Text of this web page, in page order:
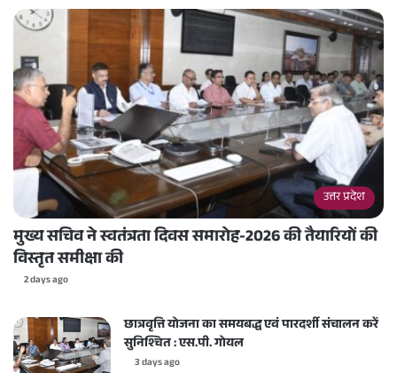
उत्तर प्रदेश
मुख्य सचिव ने स्वतंत्रता दिवस समारोह-2026 की तैयारियों की
विस्तृत समीक्षा की
2 days ago
छात्रवृत्ति योजना का समयबद्ध एवं पारदर्शी संचालन करें
सुनिश्चित : एस.पी. गोयल
3 days ago